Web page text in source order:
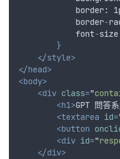
border: 1
border-
font-size
}
</style>
</head>
<body>
<div class="
<h1>GPT 問答
<textarea id=
<button
<div id="
</div>